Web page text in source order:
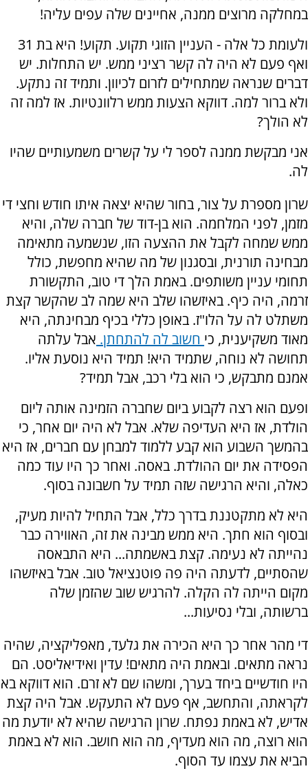
במחלקה מרוצים ממנה, אחיינים שלה עפים עליה!
ולעומת כל אלה - העניין הזוגי תקוע. תקוע! היא בת 31
ואף פעם לא היה לה קשר רציני ממש. יש התחלות. יש
דברים שנראה שמתחילים לזרום לכיוון. ותמיד זה נתקע.
ולא ברור למה. דווקא הצעות ממש רלוונטיות. אז למה זה
לא הולך?
אני מבקשת ממנה לספר לי על קשרים משמעותיים שהיו
לה.
שרון מספרת על צור, בחור שהיא יצאה איתו חודש וחצי די
מזמן, לפני המלחמה. הוא בן-דוד של חברה שלה, והיא
ממש שמחה לקבל את ההצעה הזו, שנשמעה מתאימה
מבחינה תורנית, ובסגנון של מה שהיא מחפשת, כולל
תחומי עניין משותפים. באמת הלך די טוב, התקשורת
זרמה, היה כיף. באיזשהו שלב היא שמה לב שהקשר קצת
משתלט לה על הלו"ז. באופן כללי בכיף מבחינתה, היא
מאוד משקיענית, כי חשוב לה להתחתן. אבל עלתה
תחושה לא נוחה, שתמיד היא! תמיד היא נוסעת אליו.
אמנם מתבקש, כי הוא בלי רכב, אבל תמיד?
ופעם הוא רצה לקבוע ביום שחברה הזמינה אותה ליום
הולדת, אז היא העדיפה שלא. אבל לא היה יום אחר, כי
בהמשך השבוע הוא קבע ללמוד למבחן עם חברים, אז היא
הפסידה את יום ההולדת. באסה. ואחר כך היו עוד כמה
כאלה, והיא הרגישה שזה תמיד על חשבונה בסוף.
היא לא מתקטננת בדרך כלל, אבל התחיל להיות מעיק,
ובסוף הוא חתך. היא ממש מבינה את זה, האווירה כבר
נהייתה לא נעימה. קצת באשמתה... היא התבאסה
שהסתיים, לדעתה היה פה פוטנציאל טוב. אבל באיזשהו
מקום הייתה לה הקלה. להרגיש שוב שהזמן שלה
ברשותה, ובלי נסיעות...
די מהר אחר כך היא הכירה את גלעד, מאפליקציה, שהיה
נראה מתאים. ובאמת היה מתאים! עדין ואידיאליסט. הם
היו חודשיים ביחד בערך, ומשהו שם לא זרם. הוא דווקא בא
לקראתה, והתחשב, אף פעם לא התעקש. אבל היה קצת
אדיש, לא באמת נפתח. שרון הרגישה שהיא לא יודעת מה
הוא רוצה, מה הוא מעדיף, מה הוא חושב. הוא לא באמת
הביא את עצמו עד הסוף.